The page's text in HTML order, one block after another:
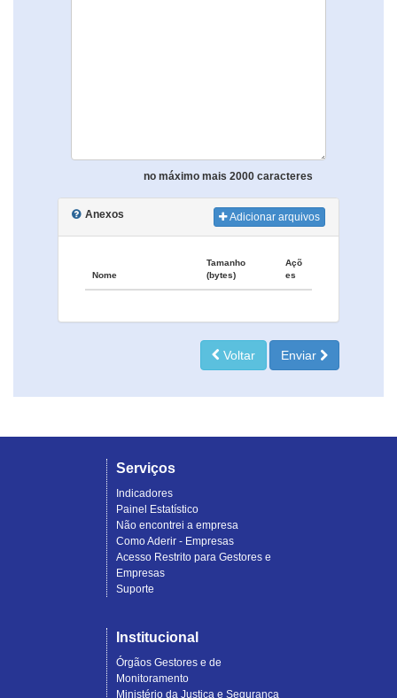
no máximo mais 2000 caracteres
Anexos Adicionar arquivos
Nome
Tamanho
(bytes)
Açõ
es
Voltar Enviar
Serviços
Indicadores
Painel Estatístico
Não encontrei a empresa
Como Aderir - Empresas
Acesso Restrito para Gestores e
Empresas
Suporte
Institucional
Órgãos Gestores e de
Monitoramento
Ministério da Justiça e Segurança